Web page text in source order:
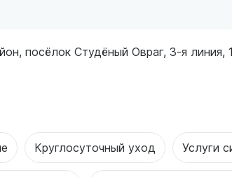
посёлок Студёный Овраг, 3-я линия,
Круглосуточный уход Услуги